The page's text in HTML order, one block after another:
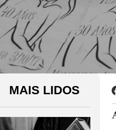
MAIS LIDOS